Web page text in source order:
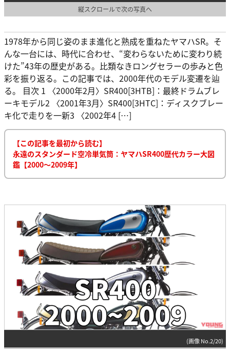
縦スクロールで次の写真へ
1978年から同じ姿のまま進化と熟成を重ねたヤマハSR。そ
んな一台には、時代に合わせ、“変わらないために変わり続
けた”43年の歴史がある。比類なきロングセラーの歩みと色
彩を振り返る。この記事では、2000年代のモデル変遷を辿
る。 目次 1 〈2000年2月〉SR400[3HTB]：最終ドラムブレ
ーキモデル2 〈2001年3月〉SR400[3HTC]：ディスクブレー
キ化で走りを一新3 〈2002年4 […]
【この記事を最初から読む】
永遠のスタンダード空冷単気筒：ヤマハSR400歴代カラー大図
鑑【2000～2009年】
(画像 No.2/20)